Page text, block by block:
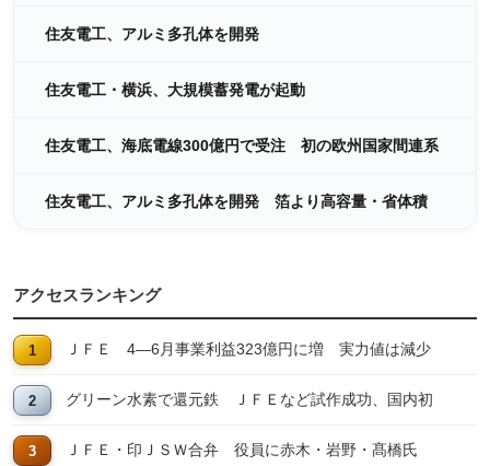
住友電工、アルミ多孔体を開発
住友電工・横浜、大規模蓄発電が起動
住友電工、海底電線300億円で受注 初の欧州国家間連系
住友電工、アルミ多孔体を開発 箔より高容量・省体積
アクセスランキング
ＪＦＥ 4―6月事業利益323億円に増 実力値は減少
グリーン水素で還元鉄 ＪＦＥなど試作成功、国内初
ＪＦＥ・印ＪＳＷ合弁 役員に赤木・岩野・髙橋氏